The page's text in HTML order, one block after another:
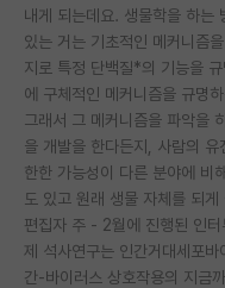
내게 되는데요. 생물학을 하는
있는 거는 기초적인 메커니즘
지로 특정 단백질*의 기능을
에 구체적인 메커니즘을 규명
그래서 그 메커니즘을 파악을
을 개발을 한다든지, 사람의
한한 가능성이 다른 분야에 비
도 있고 원래 생물 자체를 되게
편집자 주 - 2월에 진행된 인
제 석사연구는 인간거대세포
간-바이러스 상호작용의 지금